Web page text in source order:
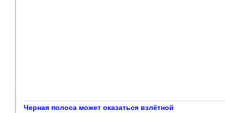
Черная полоса может оказаться взлётной